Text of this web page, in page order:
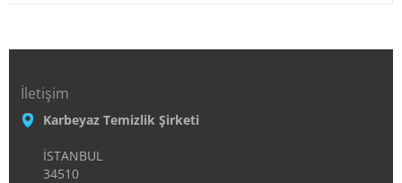
İletişim
Karbeyaz Temizlik Şirketi
İSTANBUL
34510